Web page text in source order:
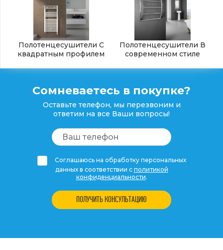
Полотенцесушители С
квадратным профилем
Полотенцесушители В
современном стиле
Сомневаетесь в покупке?
Оставьте телефон, мы перезвоним и
ответим на все Ваши вопросы!
Соглашаюсь на обработку персональных
данных в соответствии с политикой
конфиденциальности.
ПОЛУЧИТЬ КОНСУЛЬТАЦИЮ